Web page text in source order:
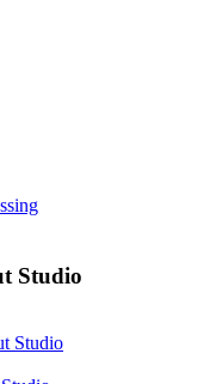
Studio
Studio